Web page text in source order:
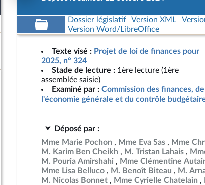
Date de dépôt
Dossier législatif Version XML
Version Word/LibreOffice
Texte visé : Projet de loi de finances pour
2025, n° 324
Stade de lecture : 1ère lecture (1ère
assemblée saisie)
Examiné par : Commission des finances, de
l'économie générale et du contrôle
Déposé par :
Mme Marie Pochon
Mme Eva Sas
Mme
M. Karim Ben Cheikh
M. Tristan Lahais
M. Pouria Amirshahi
Mme Clémentine
Mme Lisa Belluco
M. Benoît Biteau
M.
M. Nicolas Bonnet
Mme Cyrielle Chatelain